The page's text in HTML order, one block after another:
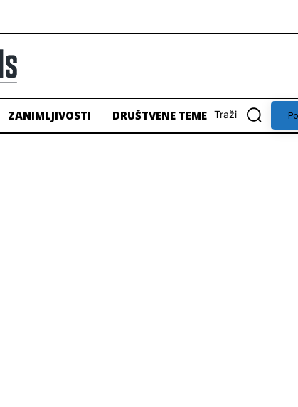
ZANIMLJIVOSTI DRUŠTVENE TEME Traži